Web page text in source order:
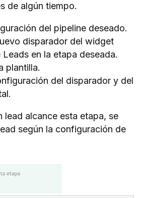
de algún tiempo.
del pipeline deseado.
disparador del widget
en la etapa deseada.
plantilla.
del disparador y del
lead alcance esta etapa, se
según la configuración de